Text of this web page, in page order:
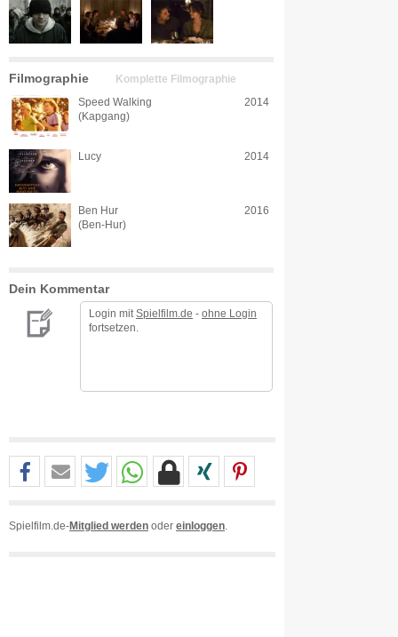
Filmographie Komplette Filmographie
Speed Walking
(Kapgang)
2014
Lucy 2014
Ben Hur
(Ben-Hur)
2016
Dein Kommentar
Login mit Spielfilm.de - ohne Login
fortsetzen.
Spielfilm.de-Mitglied werden oder einloggen